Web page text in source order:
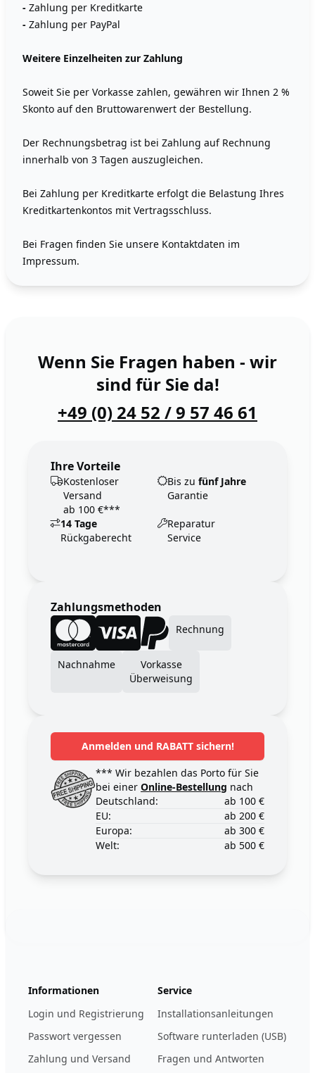
- Zahlung per Kreditkarte
- Zahlung per PayPal
Weitere Einzelheiten zur Zahlung
Soweit Sie per Vorkasse zahlen, gewähren wir Ihnen 2 %
Skonto auf den Bruttowarenwert der Bestellung.
Der Rechnungsbetrag ist bei Zahlung auf Rechnung
innerhalb von 3 Tagen auszugleichen.
Bei Zahlung per Kreditkarte erfolgt die Belastung Ihres
Kreditkartenkontos mit Vertragsschluss.
Bei Fragen finden Sie unsere Kontaktdaten im
Impressum.
Wenn Sie Fragen haben - wir
sind für Sie da!
+49 (0) 24 52 / 9 57 46 61
Ihre Vorteile
Kostenloser
Versand
ab 100 €***
Bis zu fünf Jahre
Garantie
14 Tage
Rückgaberecht
Reparatur
Service
Zahlungsmethoden
Rechnung
Nachnahme
Vorkasse
Überweisung
Anmelden und RABATT sichern!
*** Wir bezahlen das Porto für Sie
bei einer Online-Bestellung nach
Deutschland:
ab 100 €
EU:
ab 200 €
Europa:
ab 300 €
Welt:
ab 500 €
Informationen
Login und Registrierung
Passwort vergessen
Zahlung und Versand
Service
Installationsanleitungen
Software runterladen (USB)
Fragen und Antworten